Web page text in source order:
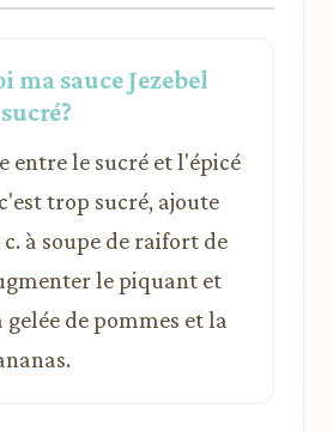
ma sauce Jezebel
entre le sucré et l'épicé
trop sucré, ajoute
à soupe de raifort de
le piquant et
de pommes et la